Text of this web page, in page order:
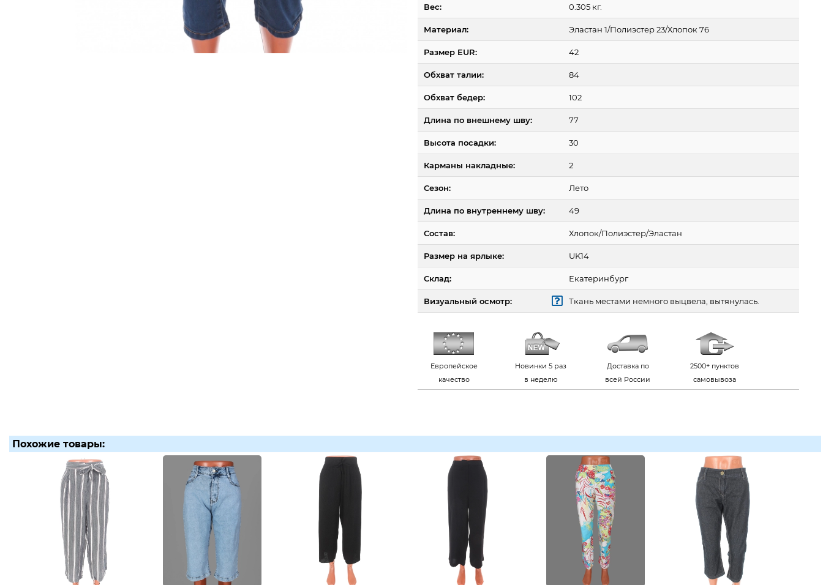
Вес: 0.305 кг.
Материал: Эластан 1/Полиэстер 23/Хлопок 76
Размер EUR: 42
Обхват талии: 84
Обхват бедер: 102
Длина по внешнему шву: 77
Высота посадки: 30
Карманы накладные: 2
Сезон: Лето
Длина по внутреннему шву: 49
Состав: Хлопок/Полиэстер/Эластан
Размер на ярлыке: UK14
Склад: Екатеринбург
Визуальный осмотр: Ткань местами немного выцвела, вытянулась.
Европейское
качество
Новинки 5 раз
в неделю
Доставка по
всей России
2500+ пунктов
самовывоза
Похожие товары: